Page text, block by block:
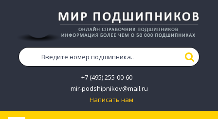
+7 (495) 255-00-60
mir-podshipnikov@mail.ru
Написать нам